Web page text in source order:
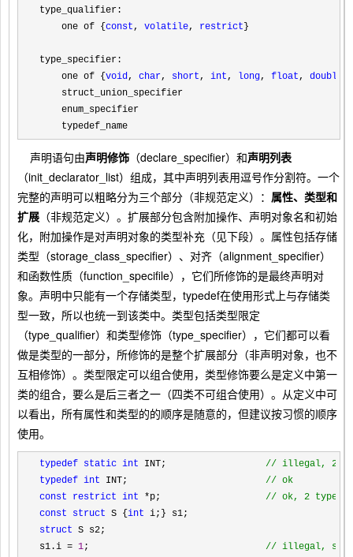
type_qualifier:
    one of {
const, volatile, restrict }
type_specifier:
    one of {
void, char, short, int, long, float, double
    struct_union_specifier
    enum_specifier
    typedef_name
声明语句由声明修饰 （declare_specifier）和声明列表
（init_declarator_list）组成，其中声明列表用逗号作分割符。一个
完整的声明可以粗略分为三个部分（非规范定义）： 属性、类型和
扩展 （非规范定义）。扩展部分包含附加操作、声明对象名和初始
化，附加操作是对声明对象的类型补充（见下段）。属性包括存储
类型（storage_class_specifier）、对齐（alignment_specifier）
和函数性质（function_specifile），它们所修饰的是最终声明对
象。声明中只能有一个存储类型，typedef在使用形式上与存储类
型一致，所以也统一到该类中。类型包括类型限定
（type_qualifier）和类型修饰（type_specifier），它们都可以看
做是类型的一部分，所修饰的是整个扩展部分（非声明对象，也不
互相修饰）。类型限定可以组合使用，类型修饰要么是定义中第一
类的组合，要么是后三者之一（四类不可组合使用）。从定义中可
以看出，所有属性和类型的的顺序是随意的，但建议按习惯的顺序
使用。
typedef static int INT; // illegal, 2
typedef int INT; // ok
const restrict int *p; // ok, 2
const
struct S { int
struct S s2;
s1.i = 1; // illegal, s1